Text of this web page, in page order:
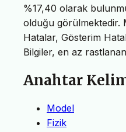
%17,40 olarak
olduğu görülmektedir.
Hatalar, Gösterim
Bilgiler, en az
Anahtar
Model
Fizik